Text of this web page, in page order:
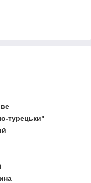
турецьки"